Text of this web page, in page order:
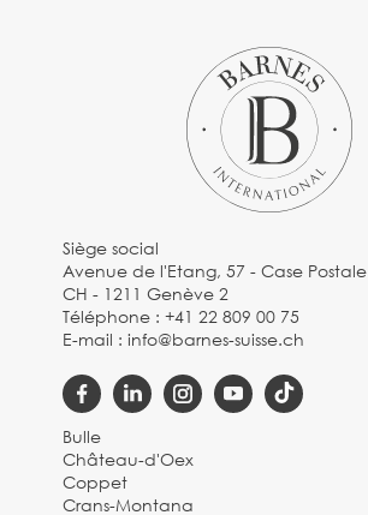
Siège social
Avenue de l'Etang, 57 - Case Postale
CH - 1211 Genève 2
Téléphone :+41 22 809 00 75
E-mail :info@barnes-suisse.ch
Bulle
Château-d'Oex
Coppet
Crans-Montana